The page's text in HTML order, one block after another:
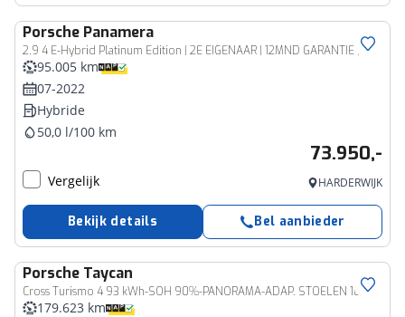
Porsche Panamera
2.9 4 E-Hybrid Platinum Edition | 2E EIGENAAR | 12MND GARANTIE | ACC | PANO | HUD | CARPLAY | SFEER | 360 CAMERA | BOMVOL | SOFTCLOSE |
95.005 km
07-2022
Hybride
50,0 l/100 km
73.950,-
Vergelijk HARDERWIJK
Bekijk details Bel aanbieder
Porsche Taycan
Cross Turismo 4 93 kWh-SOH 90%-PANORAMA-ADAP. STOELEN 18 VOUDIG-1e EIGENAAR-VOLLEDIG ONDERHOUDEN
179.623 km